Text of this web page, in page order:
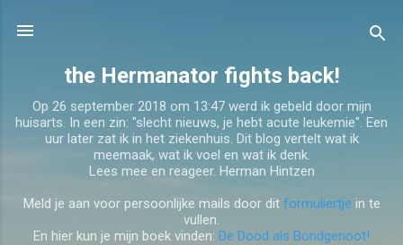
the Hermanator fights back!
Op 26 september 2018 om 13:47 werd ik gebeld door mijn
huisarts. In een zin: "slecht nieuws, je hebt acute leukemie". Een
uur later zat ik in het ziekenhuis. Dit blog vertelt wat ik
meemaak, wat ik voel en wat ik denk.
Lees mee en reageer. Herman Hintzen
Meld je aan voor persoonlijke mails door dit formuliertje in te
vullen.
En hier kun je mijn boek vinden: De Dood als Bondgenoot!